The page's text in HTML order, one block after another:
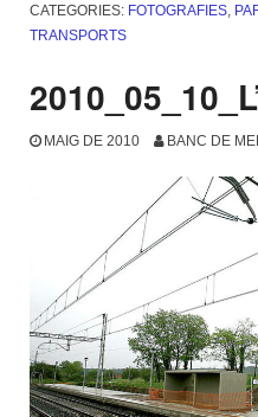
CATEGORIES: FOTOGRAFIES,
TRANSPORTS
MAIG DE 2010 BANC DE